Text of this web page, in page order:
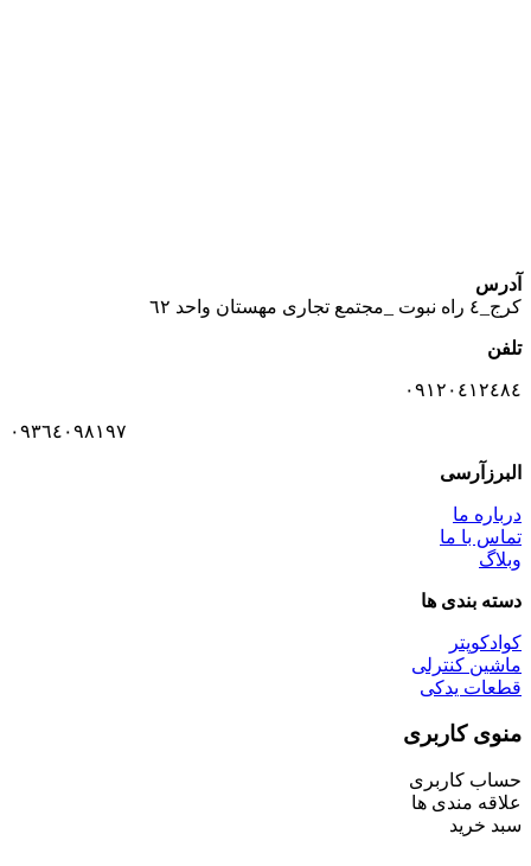
آدرس
كرج_٤ راه نبوت _مجتمع تجارى مهستان واحد ٦٢
تلفن
٠٩١٢٠٤١٢٤٨٤
٠٩٣٦٤٠٩٨١٩٧
البرزآرسی
درباره ما
تماس با ما
وبلاگ
دسته بندی ها
کوادکوپتر
ماشین کنترلی
قطعات یدکی
منوی کاربری
حساب کاربری
علاقه مندی ها
سبد خرید